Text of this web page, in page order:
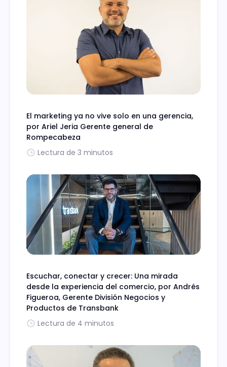
El marketing ya no vive solo en una gerencia,
por Ariel Jeria Gerente general de
Rompecabeza
Lectura de 3 minutos
Escuchar, conectar y crecer: Una mirada
desde la experiencia del comercio, por Andrés
Figueroa, Gerente División Negocios y
Productos de Transbank
Lectura de 4 minutos